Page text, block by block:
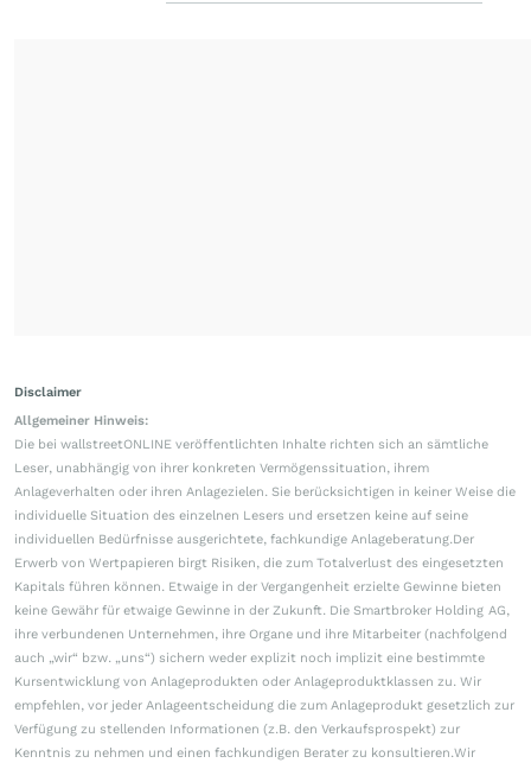
Disclaimer
Allgemeiner Hinweis:
Die bei wallstreetONLINE veröffentlichten Inhalte richten sich an sämtliche
Leser, unabhängig von ihrer konkreten Vermögenssituation, ihrem
Anlageverhalten oder ihren Anlagezielen. Sie berücksichtigen in keiner Weise die
individuelle Situation des einzelnen Lesers und ersetzen keine auf seine
individuellen Bedürfnisse ausgerichtete, fachkundige Anlageberatung.Der
Erwerb von Wertpapieren birgt Risiken, die zum Totalverlust des eingesetzten
Kapitals führen können. Etwaige in der Vergangenheit erzielte Gewinne bieten
keine Gewähr für etwaige Gewinne in der Zukunft. Die Smartbroker Holding AG,
ihre verbundenen Unternehmen, ihre Organe und ihre Mitarbeiter (nachfolgend
auch „wir“ bzw. „uns“) sichern weder explizit noch implizit eine bestimmte
Kursentwicklung von Anlageprodukten oder Anlageproduktklassen zu. Wir
empfehlen, vor jeder Anlageentscheidung die zum Anlageprodukt gesetzlich zur
Verfügung zu stellenden Informationen (z.B. den Verkaufsprospekt) zur
Kenntnis zu nehmen und einen fachkundigen Berater zu konsultieren.Wir